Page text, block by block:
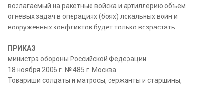
возлагаемый на ракетные войска и артиллерию объем
огневых задач в операциях (боях) локальных войн и
вооруженных конфликтов будет только возрастать.
ПРИКАЗ
министра обороны Российской Федерации
18 ноября 2006 г. № 485 г. Москва
Товарищи солдаты и матросы, сержанты и старшины,